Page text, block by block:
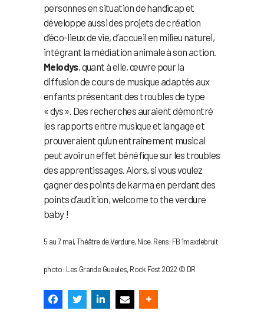
personnes en situation de handicap et
développe aussi des projets de création
d’éco-lieux de vie, d’accueil en milieu naturel,
intégrant la médiation animale à son action.
Melodys, quant à elle, œuvre pour la
diffusion de cours de musique adaptés aux
enfants présentant des troubles de type
« dys ». Des recherches auraient démontré
les rapports entre musique et langage et
prouveraient qu’un entraînement musical
peut avoir un effet bénéfique sur les troubles
des apprentissages. Alors, si vous voulez
gagner des points de karma en perdant des
points d’audition, welcome to the verdure
baby !
5 au 7 mai, Théâtre de Verdure, Nice. Rens: FB 1maxdebruit
photo : Les Grande Gueules, Rock Fest 2022 © DR